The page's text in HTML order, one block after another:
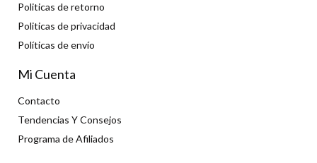
Politicas de retorno
Politicas de privacidad
Políticas de envío
Mi Cuenta
Contacto
Tendencias Y Consejos
Programa de Afiliados